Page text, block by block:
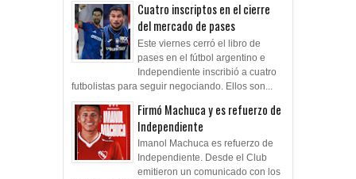
Cuatro inscriptos en el cierre
del mercado de pases
Este viernes cerró el libro de
pases en el fútbol argentino e
Independiente inscribió a cuatro
futbolistas para seguir negociando. Ellos son...
Firmó Machuca y es refuerzo de
Independiente
Imanol Machuca es refuerzo de
Independiente. Desde el Club
emitieron un comunicado con los